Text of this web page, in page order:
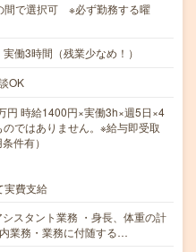
間で選択可 ※必ず勤務する曜
働3時間（残業少なめ！）
OK
時給1400円×実働3h×週5日×4
ではありません。※給与即受取
件有）
実費支給
スタント業務 ・身長、体重の計
業務・業務に付随する…